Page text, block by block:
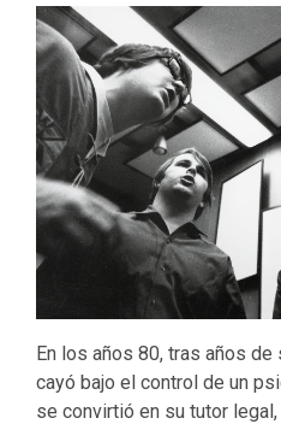
En los años 80, tras años
cayó bajo el control de un
se convirtió en su tutor